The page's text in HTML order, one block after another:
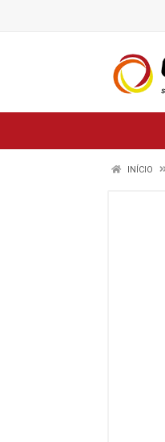
INÍCIO